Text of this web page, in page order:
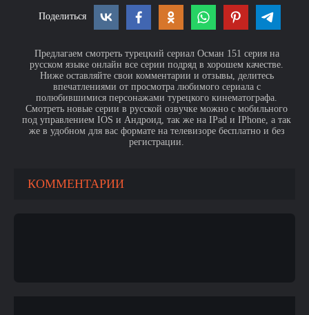
Поделиться
Предлагаем смотреть турецкий сериал Осман 151 серия на
русском языке онлайн все серии подряд в хорошем качестве.
Ниже оставляйте свои комментарии и отзывы, делитесь
впечатлениями от просмотра любимого сериала с
полюбившимися персонажами турецкого кинематографа.
Смотреть новые серии в русской озвучке можно с мобильного
под управлением IOS и Андроид, так же на IPad и IPhone, а так
же в удобном для вас формате на телевизоре бесплатно и без
регистрации.
КОММЕНТАРИИ